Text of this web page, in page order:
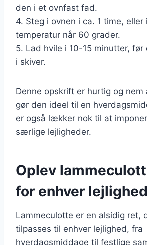
den i et ovnfast fad.
4. Steg i ovnen i ca. 1 time,
temperatur når 60 grader.
5. Lad hvile i 10-15 minutter,
i skiver.
Denne opskrift er hurtig og nem
gør den ideel til en
er også lækker nok til at
særlige lejligheder.
Oplev
for enhver lejlighed
Lammeculotte er en alsidig ret,
tilpasses til enhver lejlighed, fra
hverdagsmiddage til festlige